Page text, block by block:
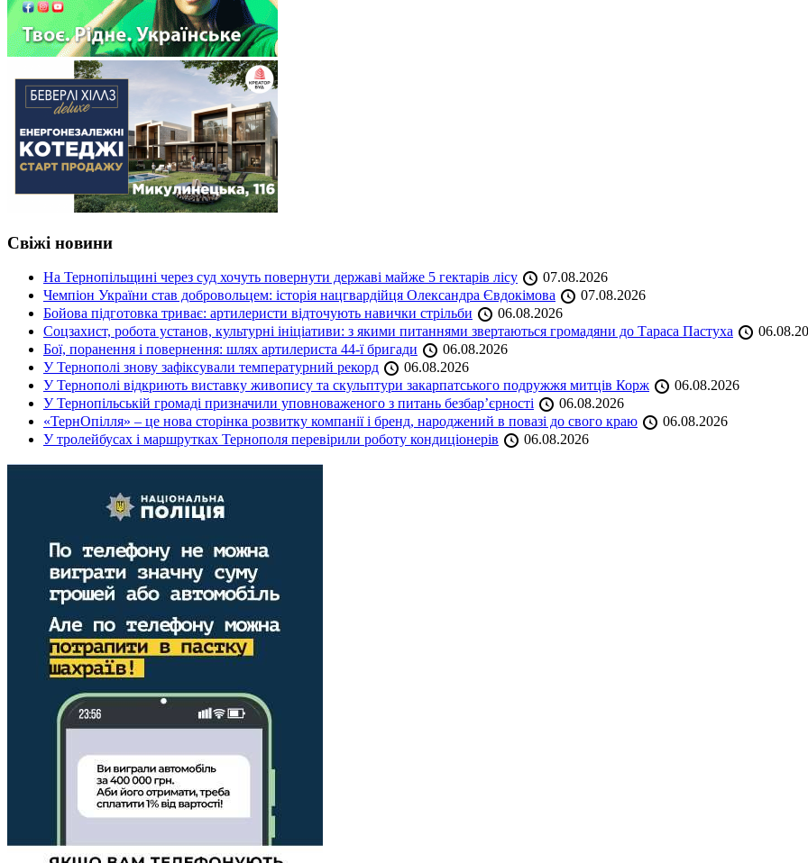
Свіжі новини
На Тернопільщині через суд хочуть повернути державі майже 5 гектарів лісу
07.08.2026
Чемпіон України став добровольцем: історія нацгвардійця Олександра Євдокімова
07.08.2026
Бойова підготовка триває: артилеристи відточують навички стрільби
06.08.2026
Соцзахист, робота установ, культурні ініціативи: з якими питаннями звертаються громадяни до Тараса Пастуха
Бої, поранення і повернення: шлях артилериста 44-ї бригади
06.08.2026
У Тернополі знову зафіксували температурний рекорд
06.08.2026
У Тернополі відкриють виставку живопису та скульптури закарпатського подружжя митців Корж
06.08.2026
У Тернопільській громаді призначили уповноваженого з питань безбар’єрності
06.08.2026
«ТернОпілля» – це нова сторінка розвитку компанії і бренд, народжений в повазі до свого краю
06.08.2026
У тролейбусах і маршрутках Тернополя перевірили роботу кондиціонерів
06.08.2026